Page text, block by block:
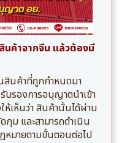
นค้าจากจีน แล้วต้องมี
สินค้าที่ถูกกำหนดมา
บรองการอนุญาตนำเข้า
ห้เห็นว่า สินค้านั้นได้ผ่าน
ม และสามารถดำเนิน
หมายตามขั้นตอนต่อไป